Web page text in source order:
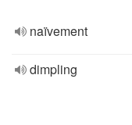
naïvement
dimpling